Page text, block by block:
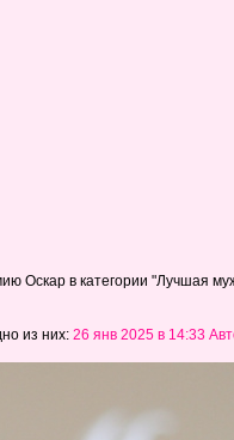
Оскар в категории "Лучшая
из них: 26 янв 2025 в 14:33